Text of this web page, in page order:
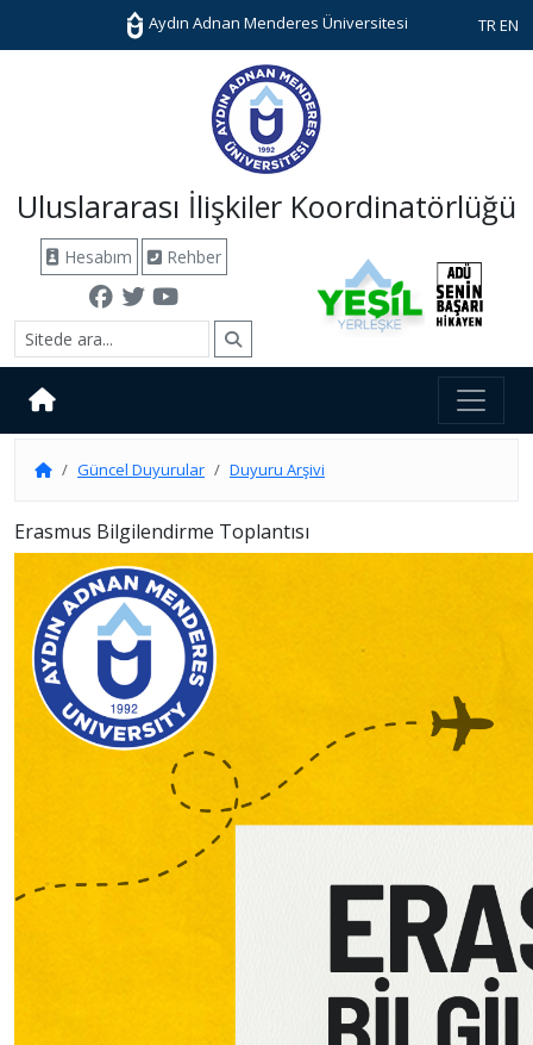
Aydın Adnan Menderes Üniversitesi TR EN
Uluslararası İlişkiler Koordinatörlüğü
Hesabım Rehber
Güncel Duyurular Duyuru Arşivi
Erasmus Bilgilendirme Toplantısı